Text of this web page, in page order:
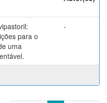
para o
uma
-